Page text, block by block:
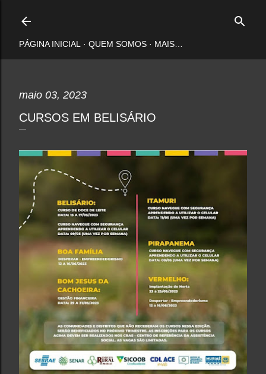
PÁGINA INICIAL QUEM SOMOS MAIS…
maio 03, 2023
CURSOS EM BELISÁRIO